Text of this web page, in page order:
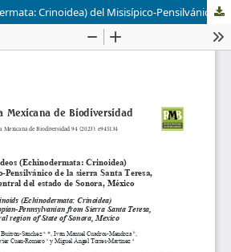
Crinoideos (Echinodermata: Crinoidea) del Misisípico-Pensilvánico de la sierra Santa Teresa, región central del estado de Sonora, México